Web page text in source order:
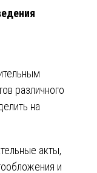
различного
на
акты,
и